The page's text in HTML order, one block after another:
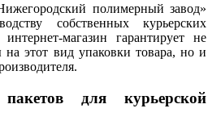
полимерный завод»
собственных курьерских
магазин гарантирует не
этот вид упаковки товара, но и
пакетов для курьерской